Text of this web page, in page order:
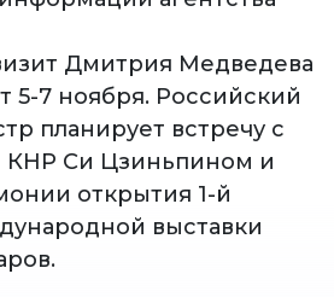
Дмитрия Медведева
5-7 ноября. Российский
планирует встречу с
КНР Си Цзиньпином и
открытия 1-й
выставки